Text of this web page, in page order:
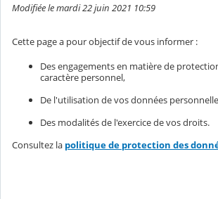
Modifiée le mardi 22 juin 2021 10:59
Cette page a pour objectif de vous informer :
Des engagements en matière de
caractère personnel,
De l'utilisation de vos données
Des modalités de l'exercice de vos droits.
Consultez la politique de protection des